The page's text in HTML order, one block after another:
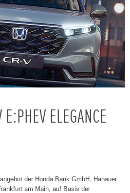
E:PHEV ELEGANCE
der Honda Bank GmbH, Hanauer
am Main, auf Basis der